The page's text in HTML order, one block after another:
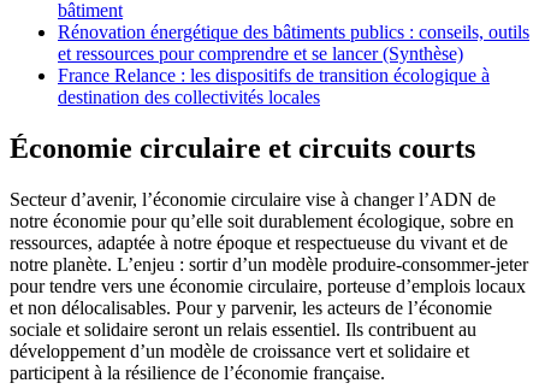
bâtiment
Rénovation énergétique des bâtiments publics : conseils, outils
et ressources pour comprendre et se lancer (Synthèse)
France Relance : les dispositifs de transition écologique à
destination des collectivités locales
Économie circulaire et circuits courts
Secteur d’avenir, l’économie circulaire vise à changer l’ADN de
notre économie pour qu’elle soit durablement écologique, sobre en
ressources, adaptée à notre époque et respectueuse du vivant et de
notre planète. L’enjeu : sortir d’un modèle produire-consommer-jeter
pour tendre vers une économie circulaire, porteuse d’emplois locaux
et non délocalisables. Pour y parvenir, les acteurs de l’économie
sociale et solidaire seront un relais essentiel. Ils contribuent au
développement d’un modèle de croissance vert et solidaire et
participent à la résilience de l’économie française.